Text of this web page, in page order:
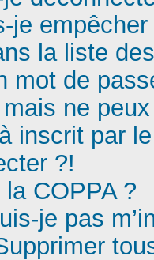
je
la liste
mot de
ne
inscrit par
?!
la COPPA ?
je pas